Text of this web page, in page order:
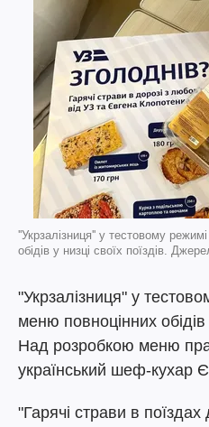
''Укрзалізниця'' у тестовому
обідів у низці своїх поїздів.
"Укрзалізниця" у
меню повноцінних обідів
Над розробкою меню
український шеф-кухар
"Гарячі страви в